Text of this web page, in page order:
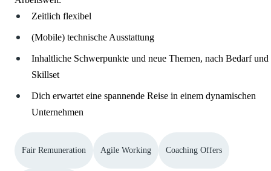
Zeitlich flexibel
(Mobile) technische Ausstattung
Inhaltliche Schwerpunkte und neue Themen, nach Bedarf und
Skillset
Dich erwartet eine spannende Reise in einem dynamischen
Unternehmen
Fair Remuneration Agile Working Coaching Offers